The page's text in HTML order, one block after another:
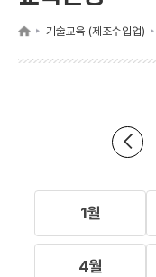
기술교육 (제조수입업)
1월
4월